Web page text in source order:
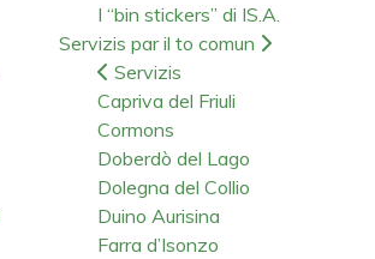
I “bin stickers” di IS.A.
Servizis par il to comun
Servizis
Capriva del Friuli
Cormons
Doberdò del Lago
Dolegna del Collio
Duino Aurisina
Farra d’Isonzo